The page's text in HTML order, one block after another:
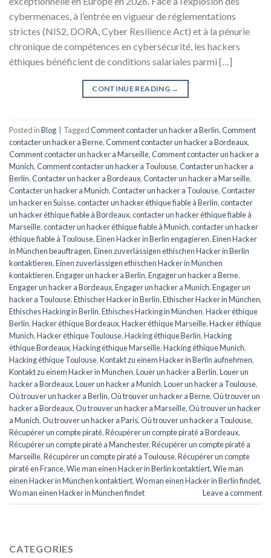
cybermenaces, à l’entrée en vigueur de réglementations
strictes (NIS2, DORA, Cyber Resilience Act) et à la pénurie
chronique de compétences en cybersécurité, les hackers
éthiques bénéficient de conditions salariales parmi […]
CONTINUE READING →
Posted inBlog TaggedComment contacter un hacker a Berlin,Comment
contacter un hacker a Berne,Comment contacter un hacker a Bordeaux,
Comment contacter un hacker a Marseille,Comment contacter un hacker a
Munich,Comment contacter un hacker a Toulouse,Contacter un hacker a
Berlin,Contacter un hacker a Bordeaux,Contacter un hacker a Marseille,
Contacter un hacker a Munich,Contacter un hacker a Toulouse,Contacter
un hacker en Suisse,contacter un hacker éthique fiable à Berlin,contacter
un hacker éthique fiable à Bordeaux,contacter un hacker éthique fiable à
Marseille,contacter un hacker éthique fiable à Munich,contacter un hacker
éthique fiable à Toulouse,Einen Hacker in Berlin engagieren,Einen Hacker
in München beauftragen,Einen zuverlässigen ethischen Hacker in Berlin
kontaktieren,Einen zuverlässigen ethischen Hacker in München
kontaktieren,Engager un hacker a Berlin,Engager un hacker a Berne,
Engager un hacker a Bordeaux,Engager un hacker a Munich,Engager un
hacker a Toulouse,Ethischer Hacker in Berlin,Ethischer Hacker in München,
Ethisches Hacking in Berlin,Ethisches Hacking in München,Hacker éthique
Berlin,Hacker éthique Bordeaux,Hacker éthique Marseille,Hacker éthique
Munich,Hacker éthique Toulouse,Hacking éthique Berlin,Hacking
éthique Bordeaux,Hacking éthique Marseille,Hacking éthique Munich,
Hacking éthique Toulouse,Kontakt zu einem Hacker in Berlin aufnehmen,
Kontakt zu einem Hacker in München,Louer un hacker a Berlin,Louer un
hacker a Bordeaux,Louer un hacker a Munich,Louer un hacker a Toulouse,
Où trouver un hacker a Berlin,Où trouver un hacker a Berne,Où trouver un
hacker a Bordeaux,Ou trouver un hacker a Marseille,Où trouver un hacker
a Munich,Ou trouver un hacker a Paris,Où trouver un hacker a Toulouse,
Récupérer un compte piraté,Récupérer un compte piraté a Bordeaux,
Récupérer un compte piraté a Manchester,Récupérer un compte piraté a
Marseille,Récupérer un compte piraté a Toulouse,Récupérer un compte
piraté en France,Wie man einen Hacker in Berlin kontaktiert,Wie man
einen Hacker in München kontaktiert,Wo man einen Hacker in Berlin findet,
Wo man einen Hacker in München findet
Leave a comment
CATEGORIES